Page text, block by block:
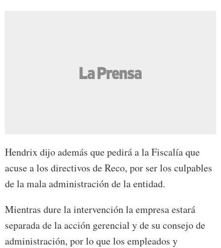
Hendrix dijo además que pedirá a la Fiscalía que
acuse a los directivos de Reco, por ser los culpables
de la mala administración de la entidad.
Mientras dure la intervención la empresa estará
separada de la acción gerencial y de su consejo de
administración, por lo que los empleados y